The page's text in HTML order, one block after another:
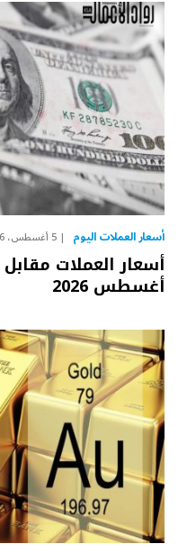
أسعار العملات اليوم 5 أغسطس، 2026
أغسطس 2026